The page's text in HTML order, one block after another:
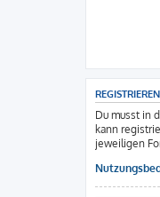
REGISTRIEREN
Du musst in
kann
jeweiligen